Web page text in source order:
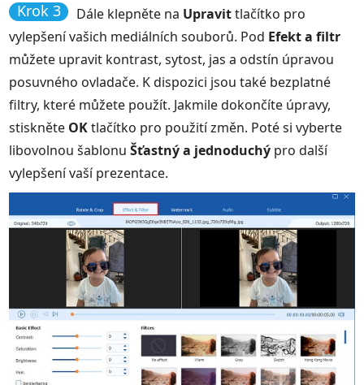
Krok 3 Dále klepněte na Upravittlačítko pro
vylepšení vašich mediálních souborů. Pod Efekt a filtr
můžete upravit kontrast, sytost, jas a odstín úpravou
posuvného ovladače. K dispozici jsou také bezplatné
filtry, které můžete použít. Jakmile dokončíte úpravy,
stiskněte OKtlačítko pro použití změn. Poté si vyberte
libovolnou šablonuŠťastný a jednoduchý pro další
vylepšení vaší prezentace.